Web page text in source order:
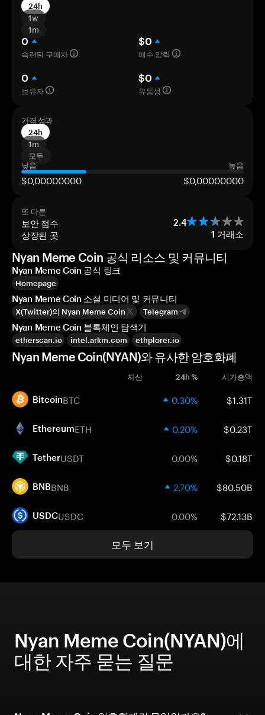
24h
1w
1m
0
숙련된 구매자
$0
매수 압력
0
보유자
$0
유동성
가격 성과
24h
1m
모두
낮음
높음
$0,00000000 $0,00000000
또 다른
보안 점수 2.4
상장된 곳 1 거래소
Nyan Meme Coin 공식 리소스 및 커뮤니티
Nyan Meme Coin 공식 링크
Homepage
Nyan Meme Coin 소셜 미디어 및 커뮤니티
X(Twitter)의 Nyan Meme Coin Telegram
Nyan Meme Coin 블록체인 탐색기
etherscan.io intel.arkm.com ethplorer.io
Nyan Meme Coin(NYAN)와 유사한 암호화폐
자산 24h % 시가총액
BitcoinBTC 0.30% $1.31T
EthereumETH 0.20% $0.23T
TetherUSDT 0.00% $0.18T
BNBBNB 2.70% $80.50B
USDCUSDC 0.00% $72.13B
모두 보기
Nyan Meme Coin(NYAN)에
대한 자주 묻는 질문